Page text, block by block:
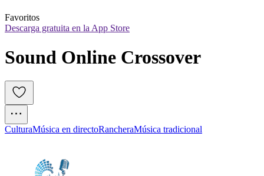
Favoritos
Descarga gratuita en la App Store
Sound Online Crossover
CulturaMúsica en directoRancheraMúsica tradicional